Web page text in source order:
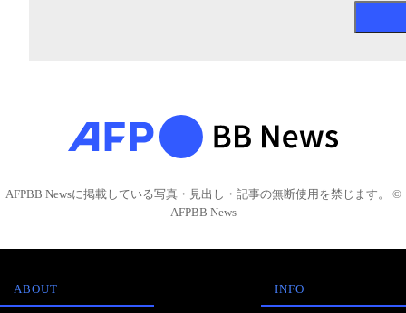
AFPBB Newsに掲載している写真・見出し・記事の無断使用を禁じます。 ©
AFPBB News
ABOUT INFO